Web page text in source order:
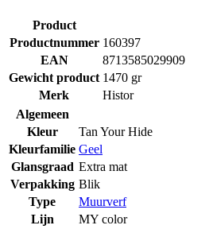
Product
Productnummer 160397
EAN
8713585029909
Gewicht product 1470 gr
Merk
Histor
Algemeen
Kleur
Tan Your Hide
Kleurfamilie Geel
Glansgraad Extra mat
Verpakking Blik
Type
Muurverf
Lijn
MY color